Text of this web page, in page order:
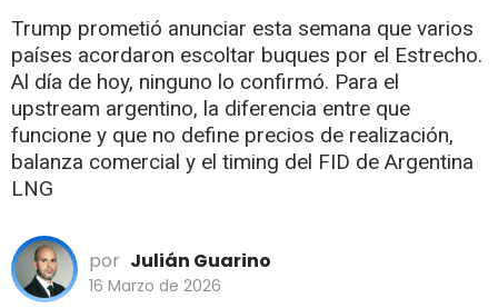
Trump prometió anunciar esta semana que varios
países acordaron escoltar buques por el Estrecho.
Al día de hoy, ninguno lo confirmó. Para el
upstream argentino, la diferencia entre que
funcione y que no define precios de realización,
balanza comercial y el timing del FID de Argentina
LNG
por Julián Guarino
16 Marzo de 2026